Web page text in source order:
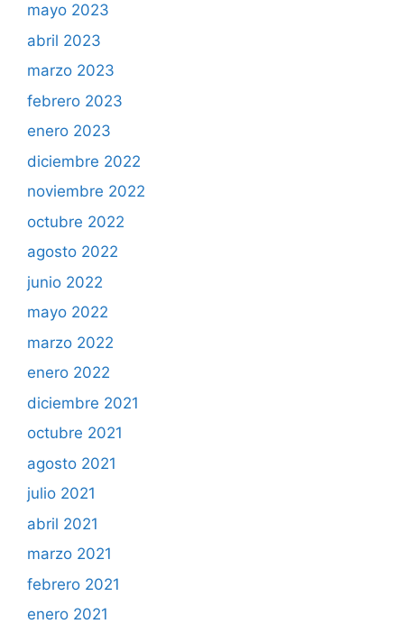
mayo 2023
abril 2023
marzo 2023
febrero 2023
enero 2023
diciembre 2022
noviembre 2022
octubre 2022
agosto 2022
junio 2022
mayo 2022
marzo 2022
enero 2022
diciembre 2021
octubre 2021
agosto 2021
julio 2021
abril 2021
marzo 2021
febrero 2021
enero 2021